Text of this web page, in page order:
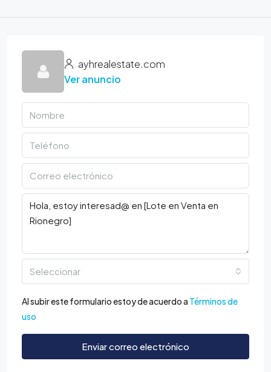
ayhrealestate.com
Ver anuncio
Seleccionar
Al subir este formulario estoy de acuerdo a Términos de
uso
Enviar correo electrónico